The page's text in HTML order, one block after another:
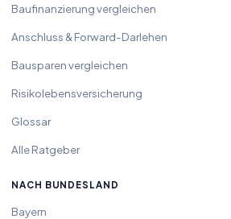
Baufinanzierung vergleichen
Anschluss & Forward-Darlehen
Bausparen vergleichen
Risikolebensversicherung
Glossar
Alle Ratgeber
NACH BUNDESLAND
Bayern